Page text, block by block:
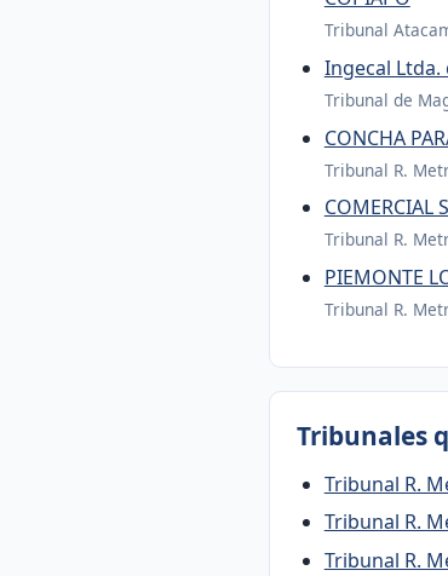
Tribunal
Ingecal Ltda.
Tribunal de
CONCHA
Tribunal R.
COMERCIAL
Tribunal R.
PIEMONTE
Tribunal R.
Tribunales
Tribunal R.
Tribunal R.
Tribunal R.